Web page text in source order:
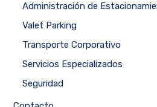
Administración de
Valet Parking
Transporte Corporativo
Servicios Especializados
Seguridad